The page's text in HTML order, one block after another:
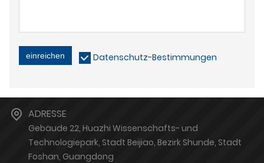
einreichen Datenschutz-Bestimmungen
ADRESSE
Gebäude 22, Huazhi Wissenschafts- und
Technologiepark, Stadt Beijiao, Bezirk Shunde, Stadt
Foshan, Guangdong